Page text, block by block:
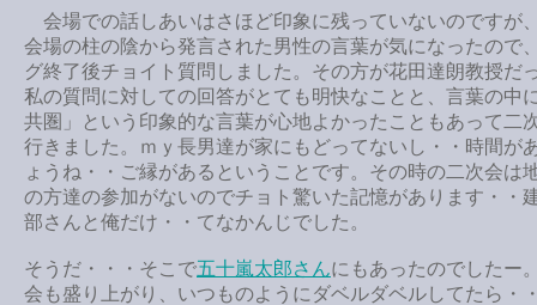
会場での話しあいはさほど印象に残っていないのですが
会場の柱の陰から発言された男性の言葉が気になったので
グ終了後チョイト質問しました。その方が花田達朗教授だ
私の質問に対しての回答がとても明快なことと、言葉の中
共圏」という印象的な言葉が心地よかったこともあって二
行きました。ｍｙ長男達が家にもどってないし・・時間が
ょうね・・ご縁があるということです。その時の二次会は
の方達の参加がないのでチョト驚いた記憶があります・・
部さんと俺だけ・・てなかんじでした。
そうだ・・・そこで五十嵐太郎さんにもあったのでしたー
会も盛り上がり、いつものようにダベルダベルしてたら・